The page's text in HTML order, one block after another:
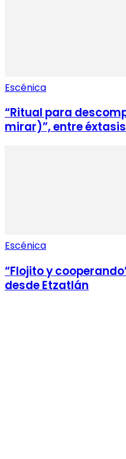
Escénica
“Ritual para
mirar)”, entre
Escénica
“Flojito y
desde Etzatlán